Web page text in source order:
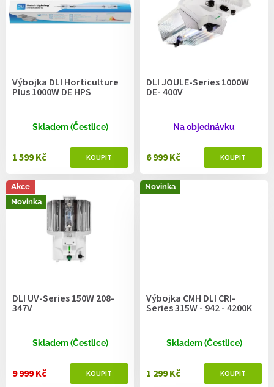
r
o
Výbojka DLI Horticulture
Plus 1000W DE HPS
Skladem (Čestlice)
1 599 Kč
DLI JOULE-Series 1000W
DE- 400V
Na objednávku
6 999 Kč
Akce
Novinka
DLI UV-Series 150W 208-
347V
Skladem (Čestlice)
9 999 Kč
Novinka
Výbojka CMH DLI CRI-
Series 315W - 942 - 4200K
Skladem (Čestlice)
1 299 Kč